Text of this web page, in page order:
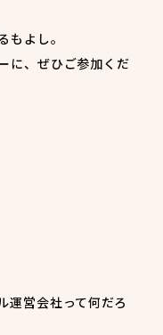
もよし。
に、ぜひご参加くだ
運営会社って何だろ